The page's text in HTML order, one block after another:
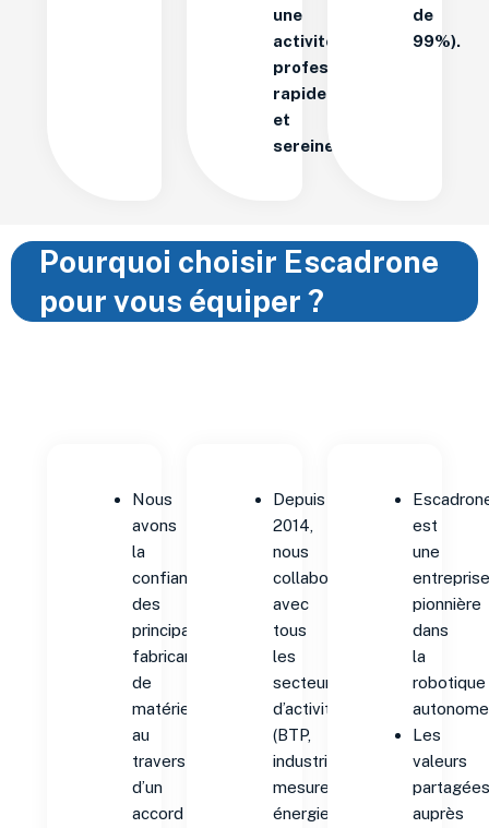
une
activité
professionnelle
rapidement
et
sereinement.
de
99%).
Pourquoi choisir Escadrone
pour vous équiper ?
Nous
avons
la
confiance
des
principaux
fabricants
de
matériels
au
travers
d’un
accord
Depuis
2014,
nous
collaborons
avec
tous
les
secteurs
d’activité
(BTP,
industrie,
mesure,
énergie,
est
une
pionnière
dans
la
robotique
Les
valeurs
auprès